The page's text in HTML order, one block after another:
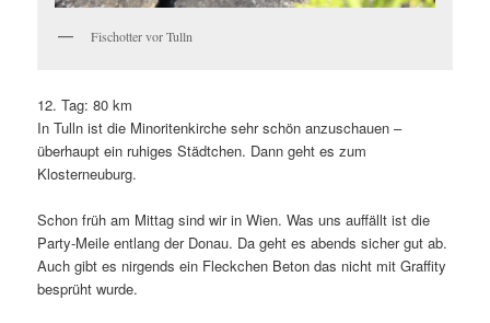
Fischotter vor Tulln
12. Tag: 80 km
In Tulln ist die Minoritenkirche sehr schön anzuschauen –
überhaupt ein ruhiges Städtchen. Dann geht es zum
Klosterneuburg.
Schon früh am Mittag sind wir in Wien. Was uns auffällt ist die
Party-Meile entlang der Donau. Da geht es abends sicher gut ab.
Auch gibt es nirgends ein Fleckchen Beton das nicht mit Graffity
besprüht wurde.